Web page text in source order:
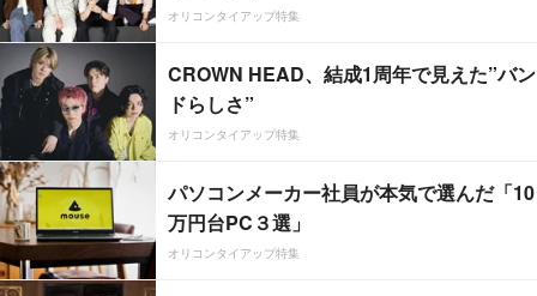
オリコンタイアップ特集
CROWN HEAD、結成1周年で見えた”バン
ドらしさ”
オリコンタイアップ特集
パソコンメーカー社員が本気で選んだ「10
万円台PC３選」
オリコンタイアップ特集